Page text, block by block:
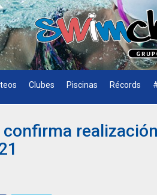
Clubes Piscinas Récords